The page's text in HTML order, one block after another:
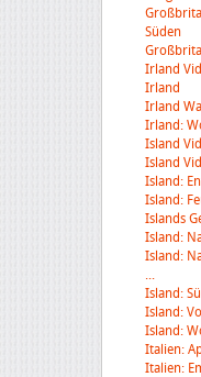
Süden
Irland
Irland
Irland
Irland:
Island
Island
Island:
Island:
Islands
Island:
Island:
...
Island:
Island:
Island:
Italien:
Italien: